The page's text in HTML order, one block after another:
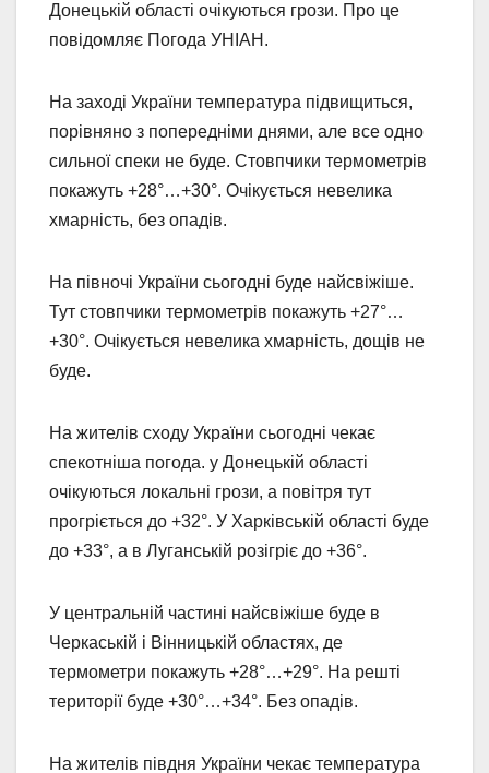
Донецькій області очікуються грози. Про це
повідомляє Погода УНІАН.
На заході України температура підвищиться,
порівняно з попередніми днями, але все одно
сильної спеки не буде. Стовпчики термометрів
покажуть +28°…+30°. Очікується невелика
хмарність, без опадів.
На півночі України сьогодні буде найсвіжіше.
Тут стовпчики термометрів покажуть +27°…
+30°. Очікується невелика хмарність, дощів не
буде.
На жителів сходу України сьогодні чекає
спекотніша погода. у Донецькій області
очікуються локальні грози, а повітря тут
прогріється до +32°. У Харківській області буде
до +33°, а в Луганській розігріє до +36°.
У центральній частині найсвіжіше буде в
Черкаській і Вінницькій областях, де
термометри покажуть +28°…+29°. На решті
території буде +30°…+34°. Без опадів.
На жителів півдня України чекає температура